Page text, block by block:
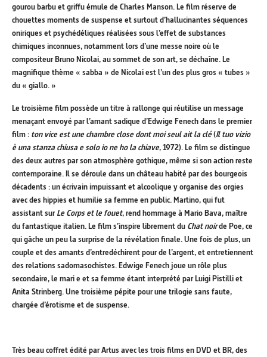
gourou barbu et griffu émule de Charles Manson. Le film réserve de
chouettes moments de suspense et surtout d’hallucinantes séquences
oniriques et psychédéliques réalisées sous l’effet de substances
chimiques inconnues, notamment lors d’une messe noire où le
compositeur Bruno Nicolai, au sommet de son art, se déchaîne. Le
magnifique thème « sabba » de Nicolai est l’un des plus gros « tubes »
du « giallo. »
Le troisième film possède un titre à rallonge qui réutilise un message
menaçant envoyé par l’amant sadique d’Edwige Fenech dans le premier
film : ton vice est une chambre close dont moi seul ait la clé(Il tuo vizio
è una stanza chiusa e solo io ne ho la chiave, 1972).Le film se distingue
des deux autres par son atmosphère gothique, même si son action reste
contemporaine. Il se déroule dans un château habité par des bourgeois
décadents : un écrivain impuissant et alcoolique y organise des orgies
avec des hippies et humilie sa femme en public. Martino, qui fut
assistant surLe Corps et le fouet, rend hommage à Mario Bava, maître
du fantastique italien. Le film s’inspire librement du Chat noirde Poe, ce
qui gâche un peu la surprise de la révélation finale. Une fois de plus, un
couple et des amants d’entredéchirent pour de l’argent, et entretiennent
des relations sadomasochistes. Edwige Fenech joue un rôle plus
secondaire, le mari e et sa femme étant interprété par Luigi Pistilli et
Anita Strinberg. Une troisième pépite pour une trilogie sans faute,
chargée d’érotisme et de suspense.
Très beau coffret édité par Artus avec les trois films en DVD et BR, des